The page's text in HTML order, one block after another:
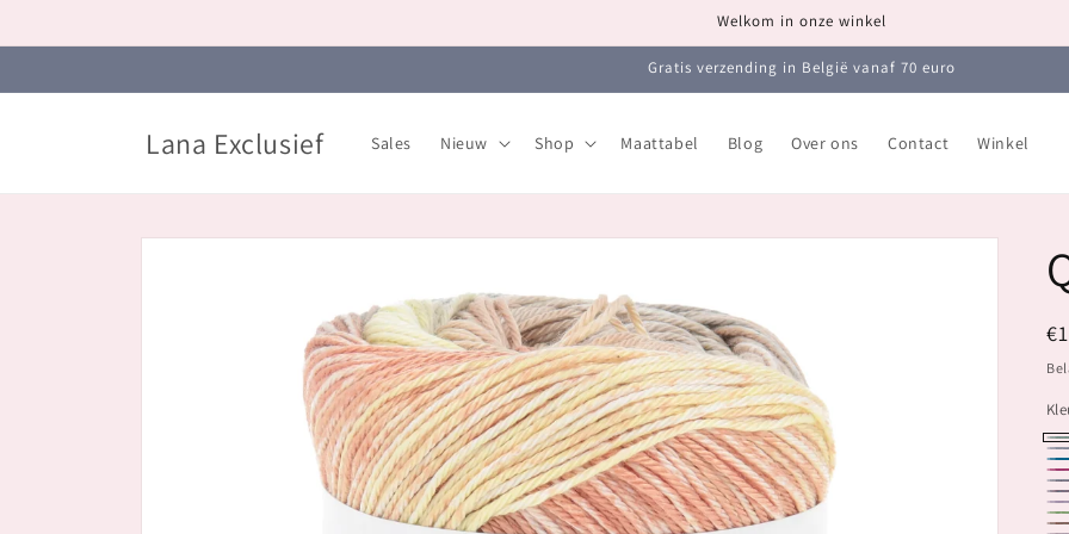
content
Welkom in onze winkel
Gratis verzending in België vanaf 70 euro
Lana Exclusief Sales Nieuw Shop Maattabel Blog Over ons Contact Winkel